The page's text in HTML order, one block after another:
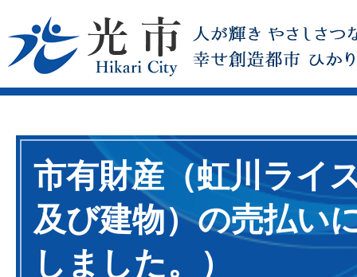
市有財産（虹川ライ
及び建物）の売払い
しました。）